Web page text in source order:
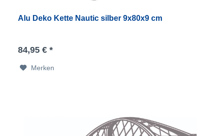
Alu Deko Kette Nautic silber 9x80x9 cm
84,95 € *
Merken